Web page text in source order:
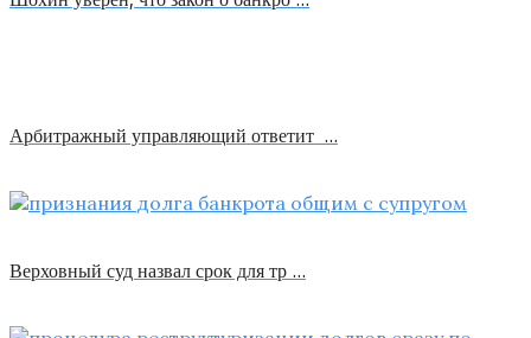
Арбитражный управляющий ответит …
Верховный суд назвал срок для тр …